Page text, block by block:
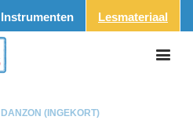
Instrumenten Lesmateriaal
DANZON (INGEKORT)